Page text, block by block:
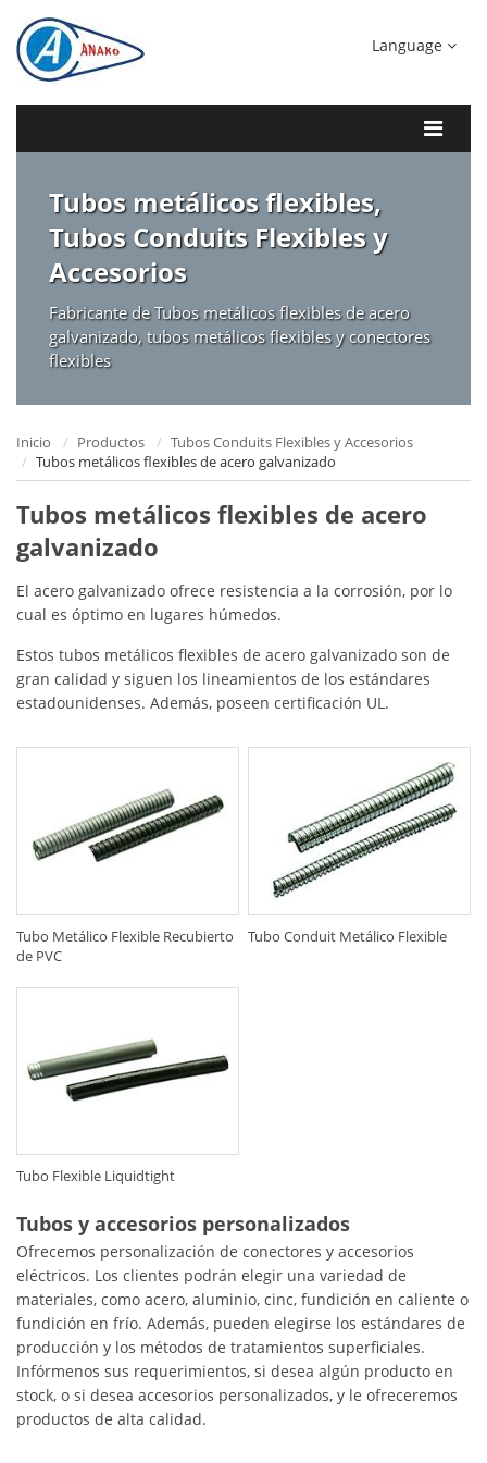
Language
Tubos metálicos flexibles,
Tubos Conduits Flexibles y
Accesorios
Fabricante de Tubos metálicos flexibles de acero
galvanizado, tubos metálicos flexibles y conectores
flexibles
Inicio Productos
Tubos Conduits Flexibles y Accesorios
Tubos metálicos flexibles de acero galvanizado
Tubos metálicos flexibles de acero
galvanizado
El acero galvanizado ofrece resistencia a la corrosión, por lo
cual es óptimo en lugares húmedos.
Estos tubos metálicos flexibles de acero galvanizado son de
gran calidad y siguen los lineamientos de los estándares
estadounidenses. Además, poseen certificación UL.
Tubo Metálico Flexible Recubierto
de PVC
Tubo Conduit Metálico Flexible
Tubo Flexible Liquidtight
Tubos y accesorios personalizados
Ofrecemos personalización de conectores y accesorios
eléctricos. Los clientes podrán elegir una variedad de
materiales, como acero, aluminio, cinc, fundición en caliente o
fundición en frío. Además, pueden elegirse los estándares de
producción y los métodos de tratamientos superficiales.
Infórmenos sus requerimientos, si desea algún producto en
stock, o si desea accesorios personalizados, y le ofreceremos
productos de alta calidad.